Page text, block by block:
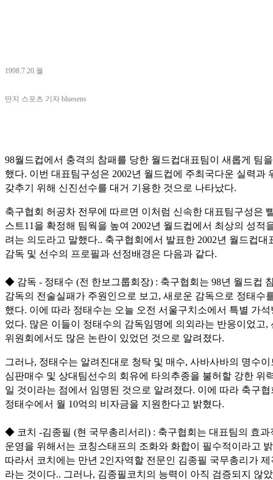
1998.7.20.월
딴지 스포츠 기자 bluesens
98월드컵에서 충격의 참패를 당한 월드컵대표팀이 새롭게 팀
했다. 이번 대표팀구성은 2002년 월드컵에 주최국다운 실력과
갖추기 위해 신진선수를 대거 기용한 것으로 나타났다.
축구협회 허공차 전무에 따르면 이처럼 신속한 대표팀구성은
스트11을 확정해 팀웍을 높여 2002년 월드컵에서 최상의 성적
려는 의도라고 말했다.. 축구협회에서 발표한 2002년 월드컵대
감독 및 선수의 프로필과 선정배경은 다음과 같다.
◆ 감독 - 정태수 (전 한보그룹회장) : 축구협회는 98년 월드컵
감독의 전술실패가 주원인으로 보고, 새로운 감독으로 정태수
했다. 이에 따라 정태수는 오늘 오전 서울구치소에서 특별 가석
었다. 많은 이들이 정태수의 감독임명에 의외라는 반응이었고,
위원회에서도 많은 논란이 있었던 것으로 알려졌다.
그러나, 정태수는 알려진대로 청탁 및 매수, 사바사바의 명수이
심판매수 및 상대팀선수의 회유에 타의추종을 불허할 강한 위
일 것이라는 점에서 임명된 것으로 알려졌다. 이에 따라 축구협
정태수에서 월 10억의 비자금을 지원한다고 밝혔다.
◆ 코치 -김종필 (현 국무총리서리) : 축구협회는 대표팀의 효과
운영을 위해서는 코칭스태프의 조화와 화합이 필수적이라고
따라서 코치에는 만년 2인자역할 전문인 김종필 국무총리가 제
라는 것이다.. 그러나, 김종필코치의 능력이 아직 검증되지 않